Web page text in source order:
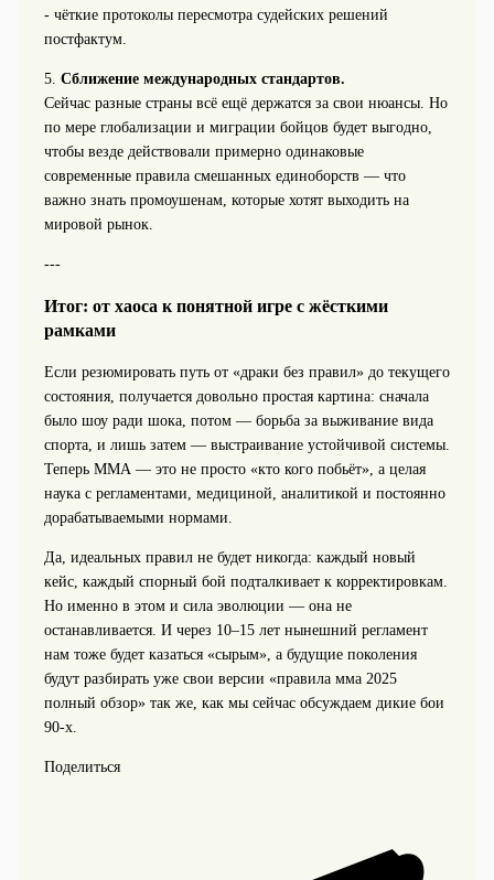
- чёткие протоколы пересмотра судейских решений
постфактум.
5. Сближение международных стандартов.
Сейчас разные страны всё ещё держатся за свои нюансы. Но
по мере глобализации и миграции бойцов будет выгодно,
чтобы везде действовали примерно одинаковые
современные правила смешанных единоборств — что
важно знать промоушенам, которые хотят выходить на
мировой рынок.
---
Итог: от хаоса к понятной игре с жёсткими
рамками
Если резюмировать путь от «драки без правил» до текущего
состояния, получается довольно простая картина: сначала
было шоу ради шока, потом — борьба за выживание вида
спорта, и лишь затем — выстраивание устойчивой системы.
Теперь ММА — это не просто «кто кого побьёт», а целая
наука с регламентами, медициной, аналитикой и постоянно
дорабатываемыми нормами.
Да, идеальных правил не будет никогда: каждый новый
кейс, каждый спорный бой подталкивает к корректировкам.
Но именно в этом и сила эволюции — она не
останавливается. И через 10–15 лет нынешний регламент
нам тоже будет казаться «сырым», а будущие поколения
будут разбирать уже свои версии «правила мма 2025
полный обзор» так же, как мы сейчас обсуждаем дикие бои
90‑х.
Поделиться